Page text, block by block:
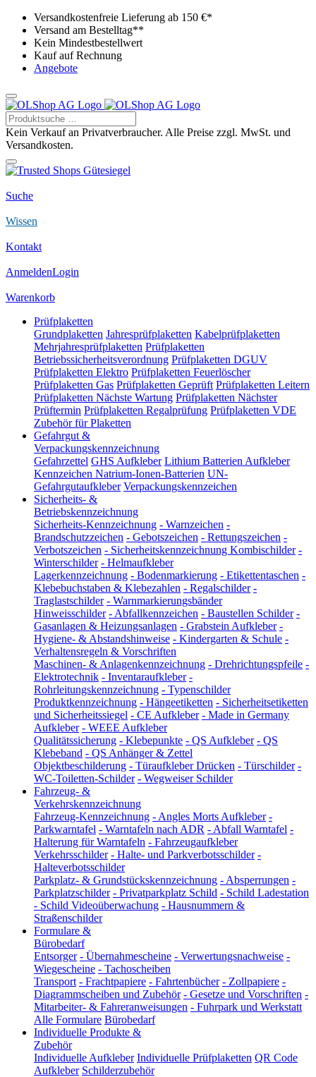
Versandkostenfreie Lieferung ab 150 €*
Versand am Bestelltag**
Kein Mindestbestellwert
Kauf auf Rechnung
Angebote
Kein Verkauf an Privatverbraucher. Alle Preise zzgl. MwSt. und
Versandkosten.
Suche
Wissen
Kontakt
AnmeldenLogin
Warenkorb
Prüfplaketten
Grundplaketten Jahresprüfplaketten Kabelprüfplaketten
Mehrjahresprüfplaketten Prüfplaketten
Betriebssicherheitsverordnung Prüfplaketten DGUV
Prüfplaketten Elektro Prüfplaketten Feuerlöscher
Prüfplaketten Gas Prüfplaketten Geprüft Prüfplaketten Leitern
Prüfplaketten Nächste Wartung Prüfplaketten Nächster
Prüftermin Prüfplaketten Regalprüfung Prüfplaketten VDE
Zubehör für Plaketten
Gefahrgut &
Verpackungskennzeichnung
Gefahrzettel GHS Aufkleber Lithium Batterien Aufkleber
Kennzeichen Natrium-Ionen-Batterien UN-
Gefahrgutaufkleber Verpackungskennzeichen
Sicherheits- &
Betriebskennzeichnung
Sicherheits-Kennzeichnung - Warnzeichen -
Brandschutzzeichen - Gebotszeichen - Rettungszeichen -
Verbotszeichen - Sicherheitskennzeichnung Kombischilder -
Winterschilder - Helmaufkleber
Lagerkennzeichnung - Bodenmarkierung - Etikettentaschen -
Klebebuchstaben & Klebezahlen - Regalschilder -
Traglastschilder - Warnmarkierungsbänder
Hinweisschilder - Abfallkennzeichen - Baustellen Schilder -
Gasanlagen & Heizungsanlagen - Grabstein Aufkleber -
Hygiene- & Abstandshinweise - Kindergarten & Schule -
Verhaltensregeln & Vorschriften
Maschinen- & Anlagenkennzeichnung - Drehrichtungspfeile -
Elektrotechnik - Inventaraufkleber -
Rohrleitungskennzeichnung - Typenschilder
Produktkennzeichnung - Hängeetiketten - Sicherheitsetiketten
und Sicherheitssiegel - CE Aufkleber - Made in Germany
Aufkleber - WEEE Aufkleber
Qualitätssicherung - Klebepunkte - QS Aufkleber - QS
Klebeband - QS Anhänger & Zettel
Objektbeschilderung - Türaufkleber Drücken - Türschilder -
WC-Toiletten-Schilder - Wegweiser Schilder
Fahrzeug- &
Verkehrskennzeichnung
Fahrzeug-Kennzeichnung - Angles Morts Aufkleber -
Parkwarntafel - Warntafeln nach ADR - Abfall Warntafel -
Halterung für Warntafeln - Fahrzeugaufkleber
Verkehrsschilder - Halte- und Parkverbotsschilder -
Halteverbotsschilder
Parkplatz- & Grundstückskennzeichnung - Absperrungen -
Parkplatzschilder - Privatparkplatz Schild - Schild Ladestation
- Schild Videoüberwachung - Hausnummern &
Straßenschilder
Formulare &
Bürobedarf
Entsorger - Übernahmescheine - Verwertungsnachweise -
Wiegescheine - Tachoscheiben
Transport - Frachtpapiere - Fahrtenbücher - Zollpapiere -
Diagrammscheiben und Zubehör - Gesetze und Vorschriften -
Mitarbeiter- & Fahreranweisungen - Fuhrpark und Werkstatt
Alle Formulare Bürobedarf
Individuelle Produkte &
Zubehör
Individuelle Aufkleber Individuelle Prüfplaketten QR Code
Aufkleber Schilderzubehör